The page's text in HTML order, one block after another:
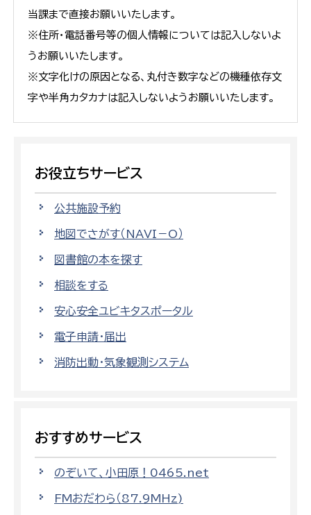
当課まで直接お願いいたします。
※住所・電話番号等の個人情報については記入しないよ
うお願いいたします。
※文字化けの原因となる、丸付き数字などの機種依存文
字や半角カタカナは記入しないようお願いいたします。
お役立ちサービス
公共施設予約
地図でさがす（NAVI－O）
図書館の本を探す
相談をする
安心安全ユビキタスポータル
電子申請・届出
消防出動・気象観測システム
おすすめサービス
のぞいて、小田原！0465.net
FMおだわら（87.9MHz)